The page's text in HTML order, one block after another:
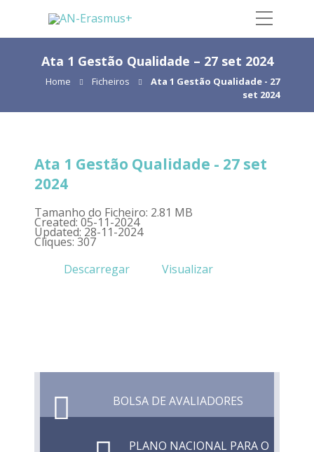
Ata 1 Gestão Qualidade – 27 set 2024
Home Ficheiros
Ata 1 Gestão Qualidade - 27
set 2024
Ata 1 Gestão Qualidade - 27 set
2024
Tamanho do Ficheiro: 2.81 MB
Created: 05-11-2024
Updated: 28-11-2024
Cliques: 307
Descarregar
Visualizar
BOLSA DE AVALIADORES
PLANO NACIONAL PARA O